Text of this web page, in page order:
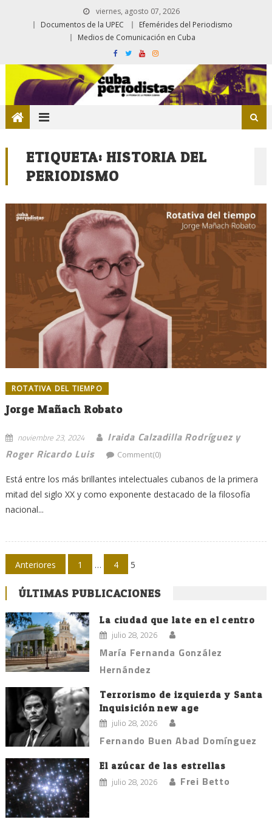
viernes, agosto 07, 2026
Documentos de la UPEC
Efemérides del Periodismo
Medios de Comunicación en Cuba
ETIQUETA: HISTORIA DEL
PERIODISMO
ROTATIVA DEL TIEMPO
Jorge Mañach Robato
noviembre 23, 2024
Iraida Calzadilla Rodríguez y
Roger Ricardo Luis
Comment(0)
Está entre los más brillantes intelectuales cubanos de la primera
mitad del siglo XX y como exponente destacado de la filosofía
nacional...
Navegación
de
entradas
Anteriores 1 … 4 5
ÚLTIMAS PUBLICACIONES
La ciudad que late en el centro
julio 28, 2026
María Fernanda González
Hernández
Terrorismo de izquierda y Santa
Inquisición new age
julio 28, 2026
Fernando Buen Abad Domínguez
El azúcar de las estrellas
julio 28, 2026 Frei Betto